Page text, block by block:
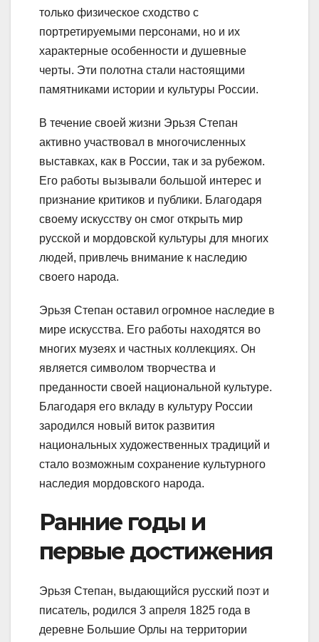
только физическое сходство с
портретируемыми персонами, но и их
характерные особенности и душевные
черты. Эти полотна стали настоящими
памятниками истории и культуры России.
В течение своей жизни Эрьзя Степан
активно участвовал в многочисленных
выставках, как в России, так и за рубежом.
Его работы вызывали большой интерес и
признание критиков и публики. Благодаря
своему искусству он смог открыть мир
русской и мордовской культуры для многих
людей, привлечь внимание к наследию
своего народа.
Эрьзя Степан оставил огромное наследие в
мире искусства. Его работы находятся во
многих музеях и частных коллекциях. Он
является символом творчества и
преданности своей национальной культуре.
Благодаря его вкладу в культуру России
зародился новый виток развития
национальных художественных традиций и
стало возможным сохранение культурного
наследия мордовского народа.
Ранние годы и
первые достижения
Эрьзя Степан, выдающийся русский поэт и
писатель, родился 3 апреля 1825 года в
деревне Большие Орлы на территории